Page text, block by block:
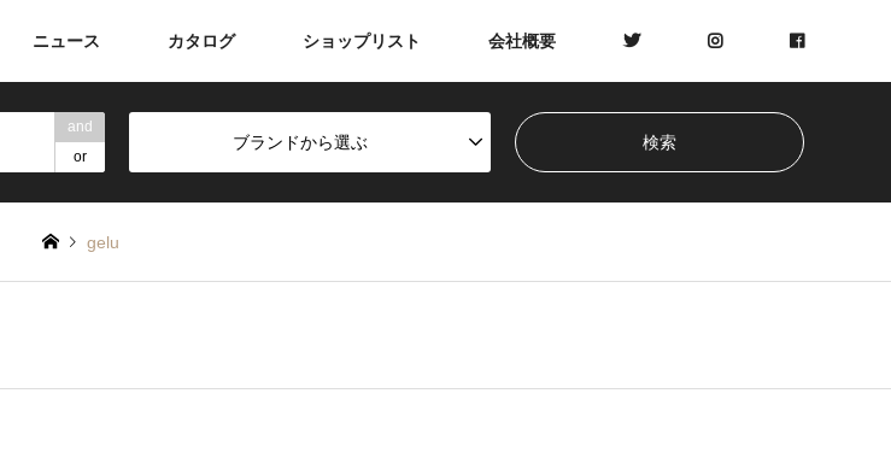
ニュース カタログ ショップリスト 会社概要
and
or
ブランドから選ぶ
gelu